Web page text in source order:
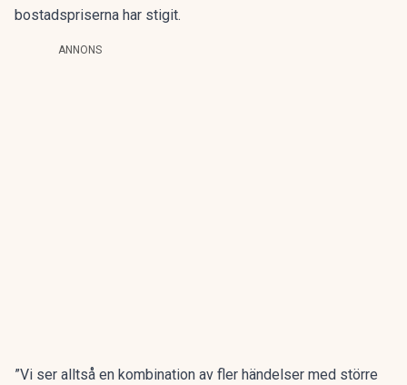
bostadspriserna har stigit.
ANNONS
”Vi ser alltså en kombination av fler händelser med större